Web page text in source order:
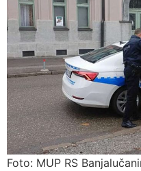
Foto: MUP RS